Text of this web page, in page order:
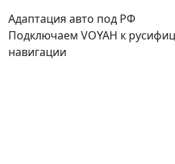
Адаптация авто под РФ
Подключаем VOYAH к
навигации